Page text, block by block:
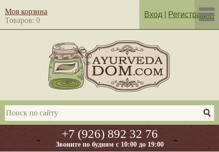
+7 (926) 892 32 76
Звоните по будням с 10:00 до 19:00
Моя корзина
Товаров: 0
Вход Регистрация